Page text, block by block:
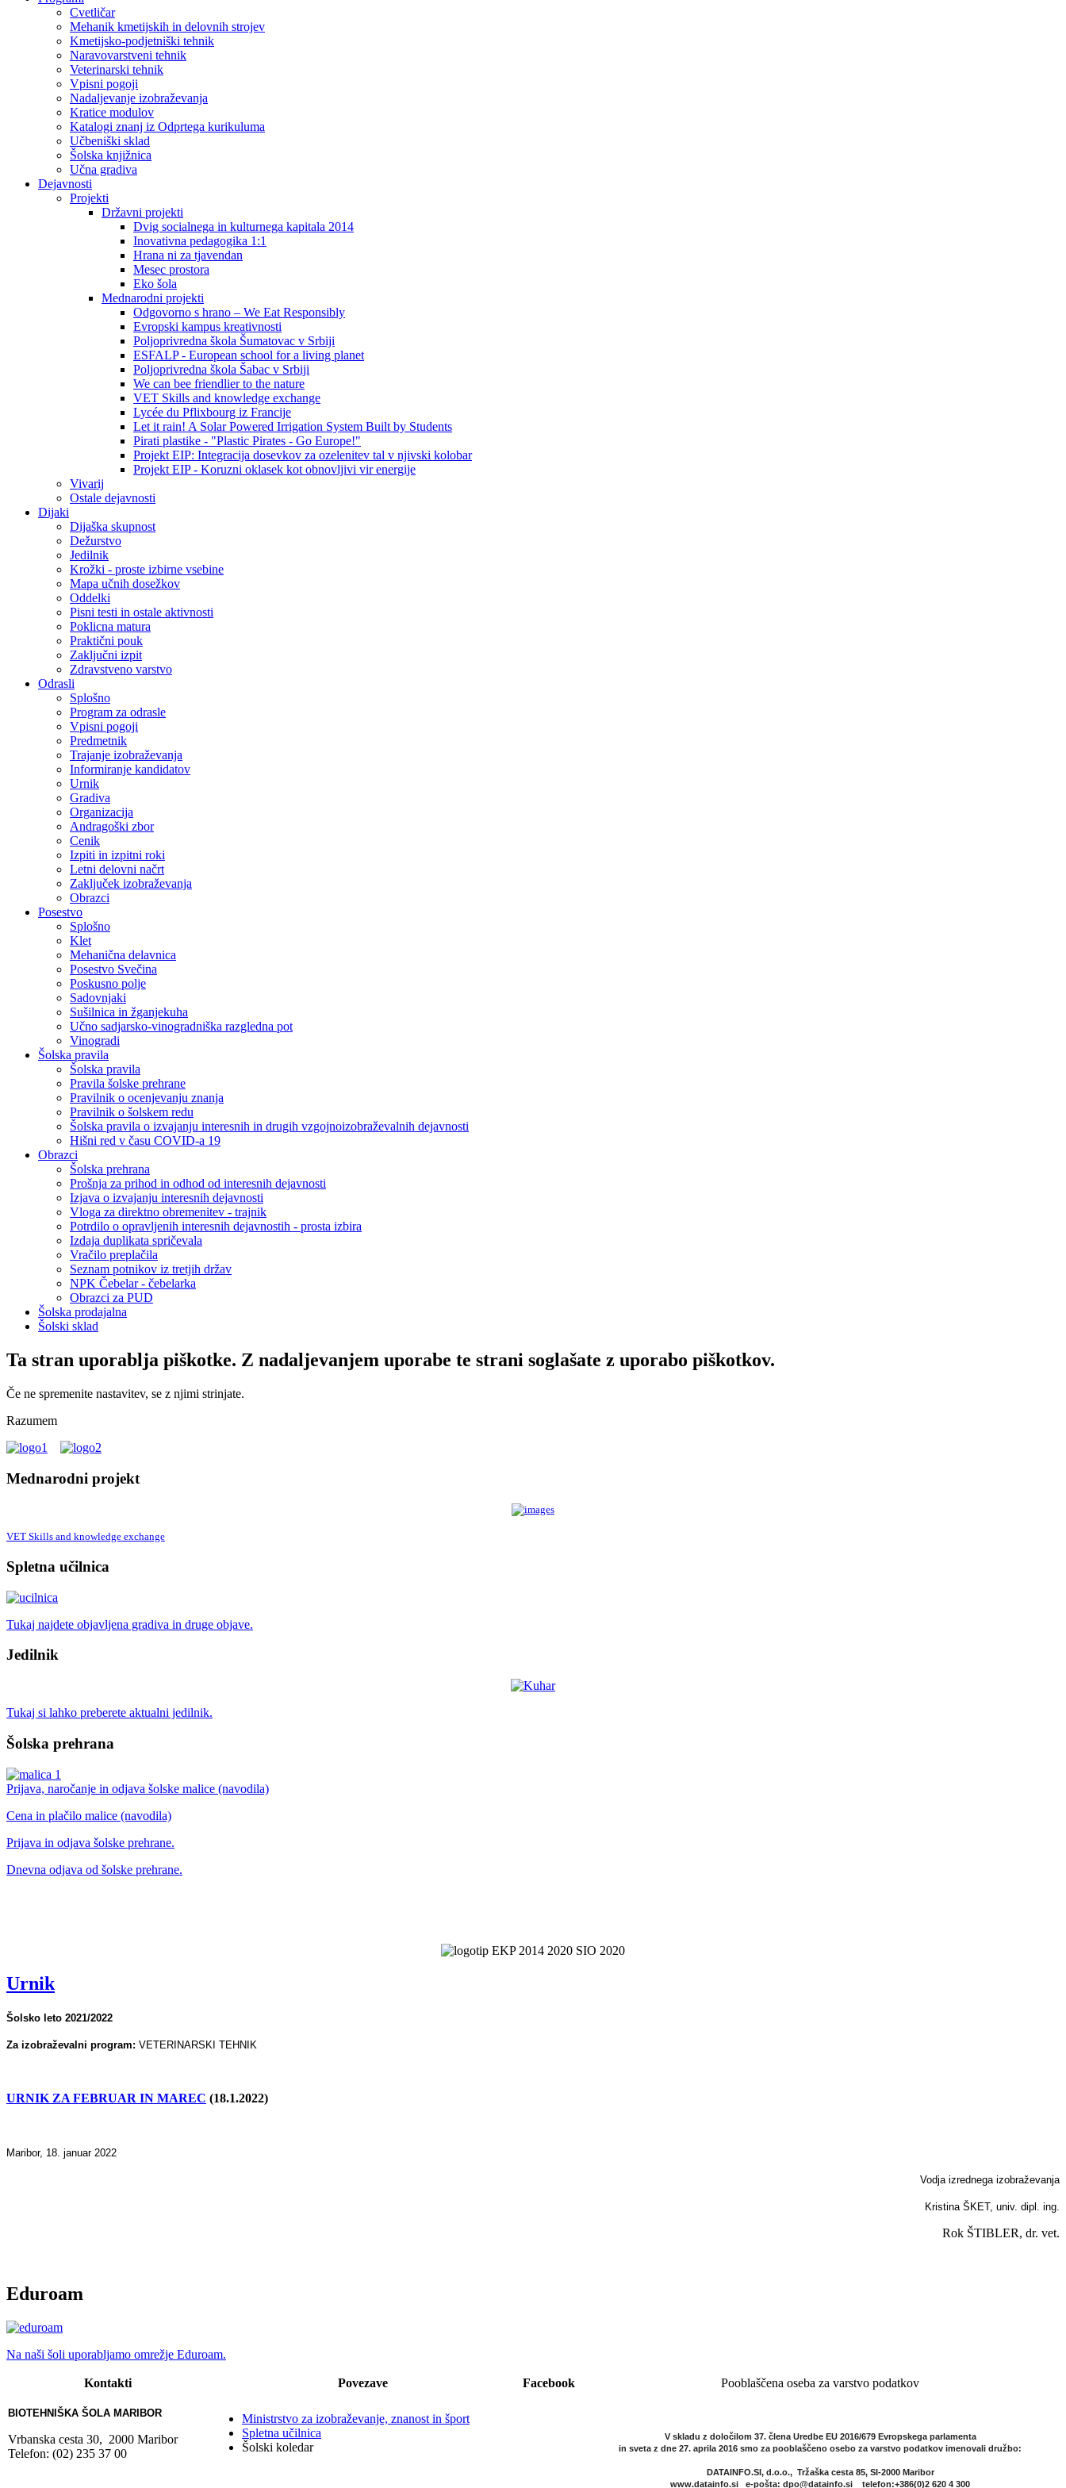
Cvetličar
Mehanik kmetijskih in delovnih strojev
Kmetijsko-podjetniški tehnik
Naravovarstveni tehnik
Veterinarski tehnik
Vpisni pogoji
Nadaljevanje izobraževanja
Kratice modulov
Katalogi znanj iz Odprtega kurikuluma
Učbeniški sklad
Šolska knjižnica
Učna gradiva
Dejavnosti
Projekti
Državni projekti
Dvig socialnega in kulturnega kapitala 2014
Inovativna pedagogika 1:1
Hrana ni za tjavendan
Mesec prostora
Eko šola
Mednarodni projekti
Odgovorno s hrano – We Eat Responsibly
Evropski kampus kreativnosti
Poljoprivredna škola Šumatovac v Srbiji
ESFALP - European school for a living planet
Poljoprivredna škola Šabac v Srbiji
We can bee friendlier to the nature
VET Skills and knowledge exchange
Lycée du Pflixbourg iz Francije
Let it rain! A Solar Powered Irrigation System Built by Students
Pirati plastike - "Plastic Pirates - Go Europe!"
Projekt EIP: Integracija dosevkov za ozelenitev tal v njivski kolobar
Projekt EIP - Koruzni oklasek kot obnovljivi vir energije
Vivarij
Ostale dejavnosti
Dijaki
Dijaška skupnost
Dežurstvo
Jedilnik
Krožki - proste izbirne vsebine
Mapa učnih dosežkov
Oddelki
Pisni testi in ostale aktivnosti
Poklicna matura
Praktični pouk
Zaključni izpit
Zdravstveno varstvo
Odrasli
Splošno
Program za odrasle
Vpisni pogoji
Predmetnik
Trajanje izobraževanja
Informiranje kandidatov
Urnik
Gradiva
Organizacija
Andragoški zbor
Cenik
Izpiti in izpitni roki
Letni delovni načrt
Zaključek izobraževanja
Obrazci
Posestvo
Splošno
Klet
Mehanična delavnica
Posestvo Svečina
Poskusno polje
Sadovnjaki
Sušilnica in žganjekuha
Učno sadjarsko-vinogradniška razgledna pot
Vinogradi
Šolska pravila
Šolska pravila
Pravila šolske prehrane
Pravilnik o ocenjevanju znanja
Pravilnik o šolskem redu
Šolska pravila o izvajanju interesnih in drugih vzgojnoizobraževalnih dejavnosti
Hišni red v času COVID-a 19
Obrazci
Šolska prehrana
Prošnja za prihod in odhod od interesnih dejavnosti
Izjava o izvajanju interesnih dejavnosti
Vloga za direktno obremenitev - trajnik
Potrdilo o opravljenih interesnih dejavnostih - prosta izbira
Izdaja duplikata spričevala
Vračilo preplačila
Seznam potnikov iz tretjih držav
NPK Čebelar - čebelarka
Obrazci za PUD
Šolska prodajalna
Šolski sklad
Ta stran uporablja piškotke. Z nadaljevanjem uporabe te strani soglašate z uporabo piškotkov.
Če ne spremenite nastavitev, se z njimi strinjate.
Razumem
Mednarodni projekt
VET Skills and knowledge exchange
Spletna učilnica
Tukaj najdete objavljena gradiva in druge objave.
Jedilnik
Tukaj si lahko preberete aktualni jedilnik.
Šolska prehrana
Prijava, naročanje in odjava šolske malice (navodila)
Cena in plačilo malice (navodila)
Prijava in odjava šolske prehrane.
Dnevna odjava od šolske prehrane.
Urnik
Šolsko leto 2021/2022
Za izobraževalni program: VETERINARSKI TEHNIK
URNIK ZA FEBRUAR IN MAREC (18.1.2022)
Maribor, 18. januar 2022
Vodja izrednega izobraževanja
Kristina ŠKET, univ. dipl. ing.
Rok ŠTIBLER, dr. vet.
Eduroam
Na naši šoli uporabljamo omrežje Eduroam.
Kontakti Povezave Facebook Pooblaščena oseba za varstvo podatkov
BIOTEHNIŠKA ŠOLA MARIBOR
Vrbanska cesta 30, 2000 Maribor
Telefon: (02) 235 37 00
Ministrstvo za izobraževanje, znanost in šport
Spletna učilnica
Šolski koledar
V skladu z določilom 37. člena Uredbe EU 2016/679 Evropskega parlamenta
in sveta z dne 27. aprila 2016 smo za pooblaščeno osebo za varstvo podatkov imenovali družbo:
DATAINFO.SI, d.o.o., Tržaška cesta 85, SI-2000 Maribor
www.datainfo.si e-pošta: dpo@datainfo.si telefon:+386(0)2 620 4 300